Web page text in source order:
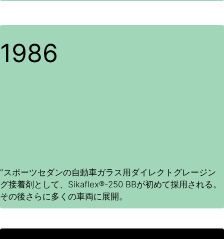
1986
"スポーツセダンの自動車ガラス用ダイレクトグレージン
グ接着剤として、Sikaflex®-250 BBが初めて採用される。
その後さらに多くの車両に展開。